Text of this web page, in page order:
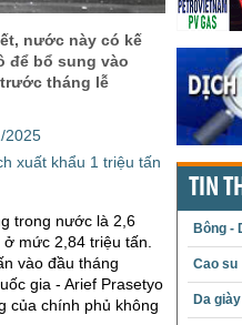
nước này có kế
để bổ sung vào
tháng lễ
2025
xuất khẩu 1 triệu tấn
trong nước là 2,6
mức 2,84 triệu tấn.
vào đầu tháng
gia - Arief Prasetyo
của chính phủ không
TIN
Bông -
Cao su
Da giày